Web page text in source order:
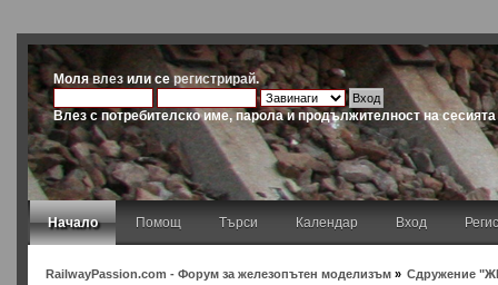
Молявлез или серегистрирай.
Влез с потребителско име, парола и продължителност на сесията
Начало Помощ Търси Календар Вход
RailwayPassion.com - Форум за железопътен моделизъм» Сдружение